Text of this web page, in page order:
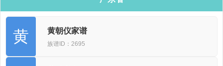
黄 黄朝仪家谱
族谱ID：2695